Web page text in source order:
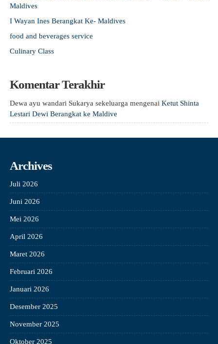
Maldives
I Wayan Ines Berangkat Ke- Maldives
food and beverages service
Culinary Class
Komentar Terakhir
Dewa ayu wandari Sukarya sekeluarga mengenai Ketut Shinta
Lestari Dewi Berangkat ke Maldive
Archives
Juli 2026
Juni 2026
Mei 2026
April 2026
Maret 2026
Februari 2026
Januari 2026
Desember 2025
November 2025
Oktober 2025